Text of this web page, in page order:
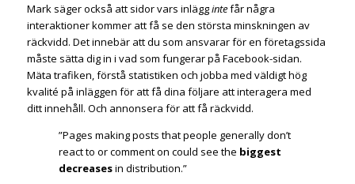
Mark säger också att sidor vars inläggintefår några
interaktioner kommer att få se den största minskningen av
räckvidd. Det innebär att du som ansvarar för en företagssida
måste sätta dig in i vad som fungerar på Facebook-sidan.
Mäta trafiken, förstå statistiken och jobba med väldigt hög
kvalité på inläggen för att få dina följare att interagera med
ditt innehåll. Och annonsera för att få räckvidd.
”Pages making posts that people generally don’t
react to or comment on could see the biggest
decreasesin distribution.”